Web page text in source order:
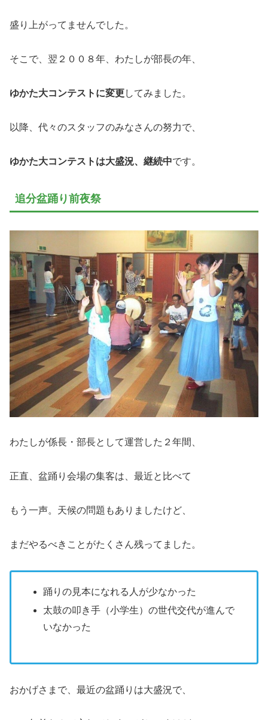
盛り上がってませんでした。
そこで、翌２００８年、わたしが部長の年、
ゆかた大コンテストに変更してみました。
以降、代々のスタッフのみなさんの努力で、
ゆかた大コンテストは大盛況、継続中です。
追分盆踊り前夜祭
わたしが係長・部長として運営した２年間、
正直、盆踊り会場の集客は、最近と比べて
もう一声。天候の問題もありましたけど、
まだやるべきことがたくさん残ってました。
踊りの見本になれる人が少なかった
太鼓の叩き手（小学生）の世代交代が進んで
いなかった
おかげさまで、最近の盆踊りは大盛況で、